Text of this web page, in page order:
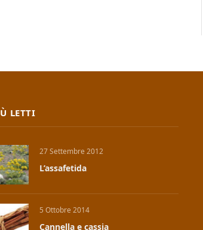
LETTI
27 Settembre 2012
L’assafetida
5 Ottobre 2014
Cannella e cassia